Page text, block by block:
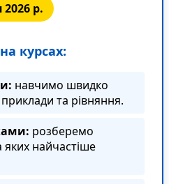
2026 р.
курсах:
навчимо швидко
та рівняння.
розберемо
яких найчастіше